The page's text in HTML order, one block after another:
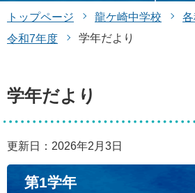
トップページ 龍ケ崎中学校
令和7年度
学年だより
学年だより
更新日：2026年2月3日
第1学年